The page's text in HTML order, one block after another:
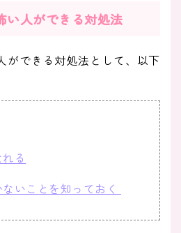
い人ができる対処法
ができる対処法として、以下
る
いことを知っておく